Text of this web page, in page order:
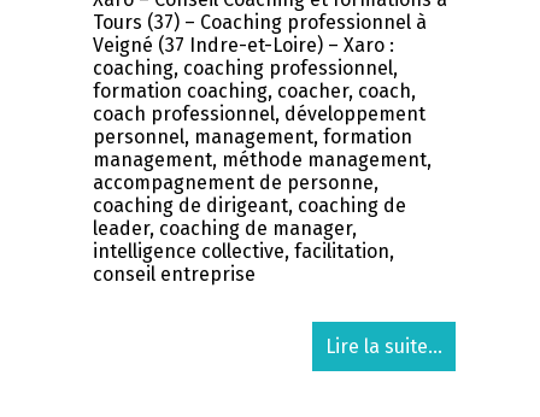
Tours (37) – Coaching professionnel à
Veigné (37 Indre-et-Loire) – Xaro :
coaching, coaching professionnel,
formation coaching, coacher, coach,
coach professionnel, développement
personnel, management, formation
management, méthode management,
accompagnement de personne,
coaching de dirigeant, coaching de
leader, coaching de manager,
intelligence collective, facilitation,
conseil entreprise
Lire la suite...